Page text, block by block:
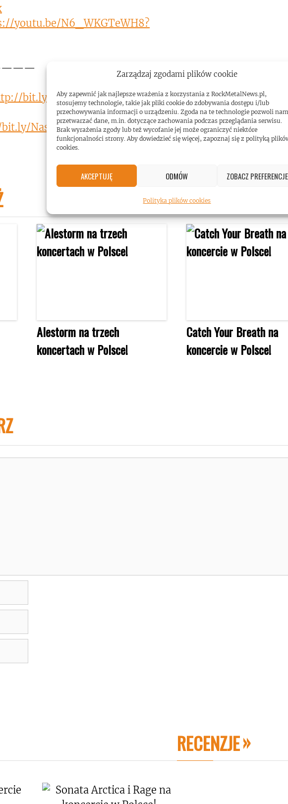
Zarządzaj zgodami plików cookie
Aby zapewnić jak najlepsze wrażenia z korzystania z RockMetalNews.pl,
stosujemy technologie, takie jak pliki cookie do zdobywania dostępu i/lub
przechowywania informacji o urządzeniu. Zgoda na te technologie pozwoli nam
przetwarzać dane, m.in. dotyczące zachowania podczas przeglądania serwisu.
Brak wyrażenia zgody lub też wycofanie jej może ograniczyć niektóre
funkcjonalności strony. Aby dowiedzieć się więcej, zapoznaj się z polityką
cookies.
AKCEPTUJĘ ODMÓW ZOBACZ PREFERENCJE
Polityka plików cookies
youtu.be/N6_WKGTeWH8?
bit.ly/Nasz-instagram
Nasz–Facebook
Alestorm na trzech
koncertach w Polsce!
Catch Your Breath na
koncercie w Polsce!
RECENZJE